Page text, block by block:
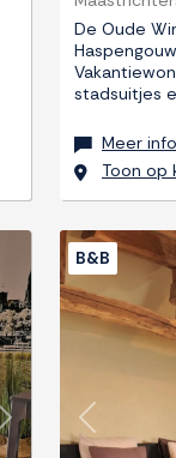
De Oude
stadsuitjes
Meer
Toon op
Next Previous
B&B